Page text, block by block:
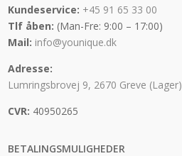
Kundeservice: +45 91 65 33 00
Tlf åben: (Man-Fre: 9:00 – 17:00)
Mail: info@younique.dk
Adresse:
Lumringsbrovej 9, 2670 Greve (Lager)
CVR: 40950265
BETALINGSMULIGHEDER